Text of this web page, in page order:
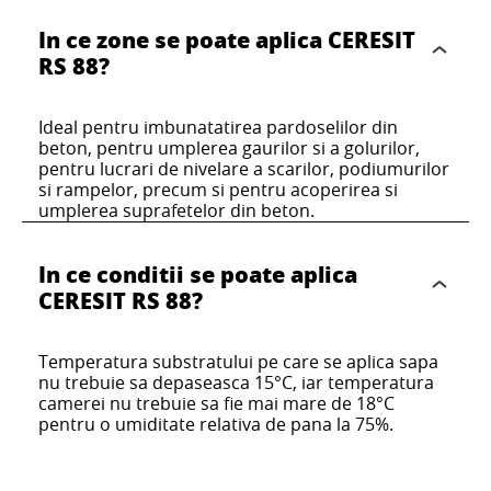
pardoselilor sau fixarea placilor
termoizolante.
de acoperire a pardoselilor.
In ce zone se poate aplica CERESIT
RS 88?
Ideal pentru imbunatatirea pardoselilor din
beton, pentru umplerea gaurilor si a golurilor,
pentru lucrari de nivelare a scarilor, podiumurilor
si rampelor, precum si pentru acoperirea si
umplerea suprafetelor din beton.
In ce conditii se poate aplica
CERESIT RS 88?
Temperatura substratului pe care se aplica sapa
nu trebuie sa depaseasca 15°C, iar temperatura
camerei nu trebuie sa fie mai mare de 18°C
pentru o umiditate relativa de pana la 75%.